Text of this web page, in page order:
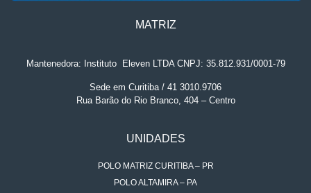
MATRIZ
Mantenedora: Instituto. Eleven LTDA CNPJ: 35.812.931/0001-79
Sede em Curitiba / 41 3010.9706
Rua Barão do Rio Branco, 404 – Centro
UNIDADES
POLO MATRIZ CURITIBA – PR
POLO ALTAMIRA – PA